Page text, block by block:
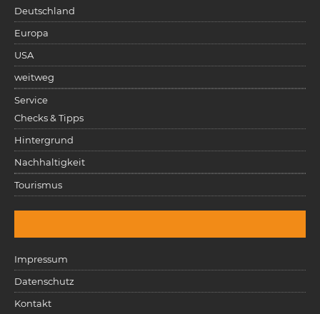
Deutschland
Europa
USA
weitweg
Service
Checks & Tipps
Hintergrund
Nachhaltigkeit
Tourismus
Impressum
Datenschutz
Kontakt